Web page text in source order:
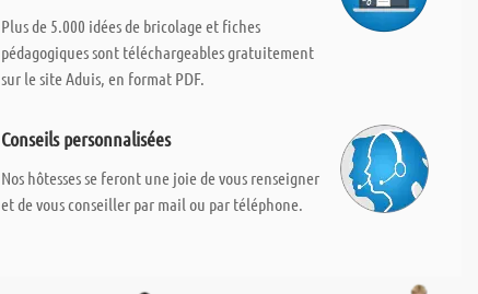
Plus de 5.000 idées de bricolage et fiches
pédagogiques sont téléchargeables gratuitement
sur le site Aduis, en format PDF.
Conseils personnalisées
Nos hôtesses se feront une joie de vous renseigner
et de vous conseiller par mail ou par téléphone.